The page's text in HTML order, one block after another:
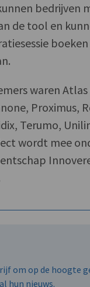
bedrijven
de tool en
waren
Proximus,
Terumo,
wordt mee
om op de hoogte
hun nieuws.